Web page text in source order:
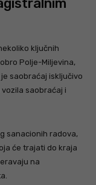
ključnih
Polje-Miljevina,
saobraćaj isključivo
saobraćaj i
sanacionih radova,
će trajati do kraja
na